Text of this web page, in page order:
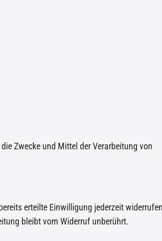
Zwecke und Mittel der Verarbeitung von
erteilte Einwilligung jederzeit
bleibt vom Widerruf unberührt.